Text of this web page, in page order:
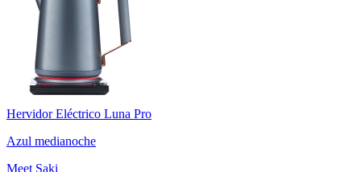
Hervidor Eléctrico Luna Pro
Azul medianoche
Meet Saki